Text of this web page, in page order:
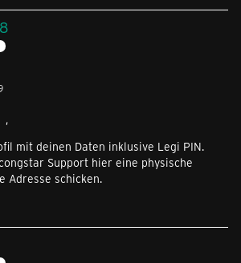
,
mit deinen Daten inklusive Legi PIN.
Support hier eine physische
Adresse schicken.